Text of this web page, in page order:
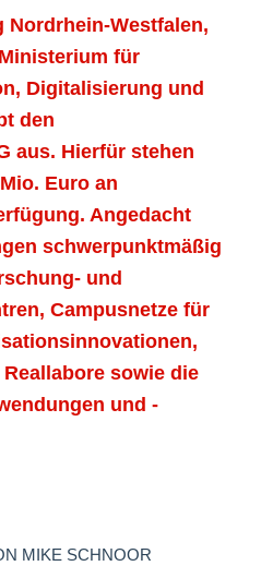
Nordrhein-Westfalen,
für
Digitalisierung und
den
aus. Hierfür stehen
Euro an
Angedacht
schwerpunktmäßig
und
Campusnetze für
sowie die
und -
MIKE SCHNOOR